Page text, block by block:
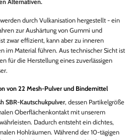
Alternativen.
durch Vulkanisation hergestellt - ein
zur Aushärtung von Gummi und
zwar effizient, kann aber zu inneren
im Material führen. Aus technischer Sicht ist
für die Herstellung eines zuverlässigen
von 22 Mesh-Pulver und Bindemittel
SBR-Kautschukpulver, dessen Partikelgröße
Oberflächenkontakt mit unserem
Dadurch entsteht ein dichtes,
Hohlräumen. Während der 10-tägigen